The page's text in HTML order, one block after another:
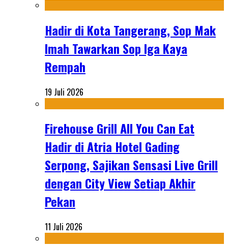
Hadir di Kota Tangerang, Sop Mak
Imah Tawarkan Sop Iga Kaya
Rempah
19 Juli 2026
Firehouse Grill All You Can Eat
Hadir di Atria Hotel Gading
Serpong, Sajikan Sensasi Live Grill
dengan City View Setiap Akhir
Pekan
11 Juli 2026